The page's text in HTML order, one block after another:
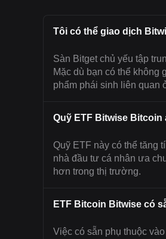
Tôi có thể giao dịch
Sàn Bitget chủ yếu tập
Mặc dù bạn có thể không
phẩm phái sinh liên quan
Quỹ ETF Bitwise
Quỹ ETF này có thể tăng
nhà đầu tư cá nhân ưa
hơn trong thị trường.
ETF Bitcoin Bitwise có
Việc có sẵn phụ thuộc